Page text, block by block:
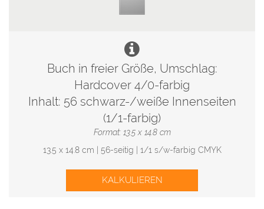
Buch in freier Größe, Umschlag:
Hardcover 4/0-farbig
Inhalt: 56 schwarz-/weiße Innenseiten
(1/1-farbig)
Format: 13.5 x 14.8 cm
13.5 x 14.8 cm | 56-seitig | 1/1 s/w-farbig CMYK
KALKULIEREN